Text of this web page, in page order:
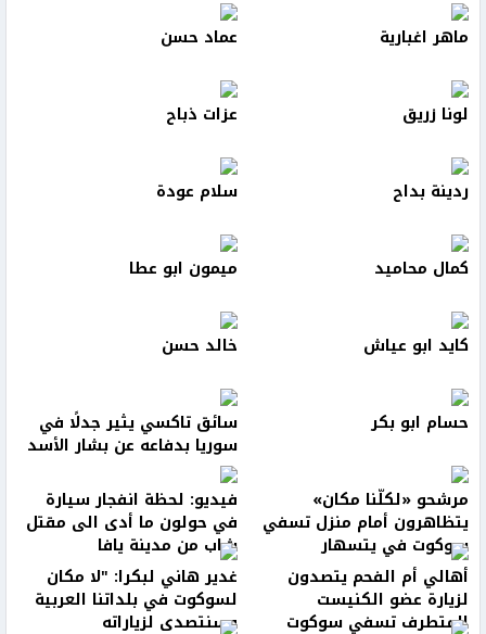
ماهر اغبارية عماد حسن
لونا زريق عزات ذباح
ردينة بداح سلام عودة
كمال محاميد ميمون ابو عطا
كايد ابو عياش خالد حسن
حسام ابو بكر سائق تاكسي يثير جدلًا في
سوريا بدفاعه عن بشار الأسد
مرشحو «لكلّنا مكان»
يتظاهرون أمام منزل تسفي
سوكوت في يتسهار
فيديو: لحظة انفجار سيارة
في حولون ما أدى الى مقتل
شاب من مدينة يافا
أهالي أم الفحم يتصدون
لزيارة عضو الكنيست
المتطرف تسفي سوكوت
غدير هاني لبكرا: "لا مكان
لسوكوت في بلداتنا العربية
وسنتصدى لزياراته